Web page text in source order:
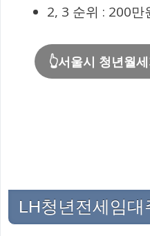
2, 3 순위 : 200만
👆서울시 청년월
LH청년전세임